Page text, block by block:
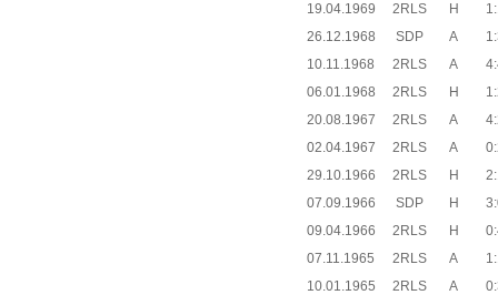
19.04.1969
2RLS H
26.12.1968
SDP A
10.11.1968
2RLS A
06.01.1968
2RLS H
20.08.1967
2RLS A
02.04.1967
2RLS A
29.10.1966
2RLS H
07.09.1966
SDP H
09.04.1966
2RLS H
07.11.1965
2RLS A
10.01.1965
2RLS A